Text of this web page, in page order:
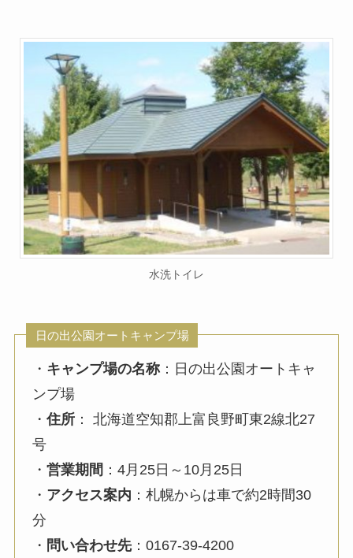
水洗トイレ
日の出公園オートキャンプ場
・ キャンプ場の名称 ：日の出公園オートキャ
ンプ場
・住所 ： 北海道空知郡上富良野町東2線北27
号
・営業期間 ：4月25日～10月25日
・ アクセス案内 ：札幌からは車で約2時間30
分
・ 問い合わせ先：0167-39-4200